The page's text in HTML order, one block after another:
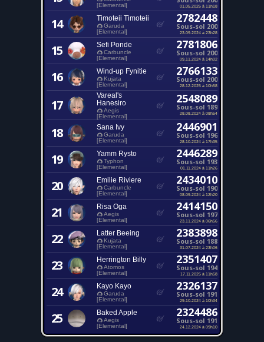
[Elemental]
01.05.2025 à 11h18
14 Timoteii Timoteii
Garuda
[Elemental]
2782448
Sous-sol 200
23.09.2024 à 23h28
15 Sefi Ponde
Carbuncle
[Elemental]
2781806
Sous-sol 200
09.11.2024 à 14h02
16 Wind-up Fynitie
Kujata
[Elemental]
2766133
Sous-sol 200
28.12.2025 à 10h58
17
Vareal's
Hanesiro
Aegis
[Elemental]
2548089
Sous-sol 189
28.08.2024 à 08h54
18 Sana Ivy
Garuda
[Elemental]
2446901
Sous-sol 196
28.10.2024 à 17h35
19 Yamm Rysto
Typhon
[Elemental]
2446289
Sous-sol 193
01.11.2024 à 11h26
20 Emilie Riviere
Carbuncle
[Elemental]
2434010
Sous-sol 190
08.09.2024 à 12h20
21 Risa Oga
Aegis
[Elemental]
2414150
Sous-sol 197
23.11.2024 à 06h56
22 Latter Beeing
Kujata
[Elemental]
2383898
Sous-sol 188
31.07.2024 à 23h06
23 Herrington Billy
Atomos
[Elemental]
2351407
Sous-sol 194
17.11.2025 à 11h58
24 Kayo Kayo
Garuda
[Elemental]
2326137
Sous-sol 191
29.10.2024 à 10h34
25 Baked Apple
Aegis
[Elemental]
2324486
Sous-sol 191
24.12.2024 à 09h10